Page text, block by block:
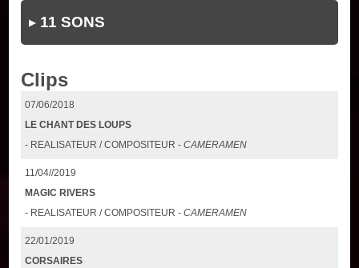
11 SONS
Clips
07/06/2018
LE CHANT DES LOUPS
- REALISATEUR / COMPOSITEUR -CAMERAMEN
11/04//2019
MAGIC RIVERS
- REALISATEUR / COMPOSITEUR -CAMERAMEN
22/01/2019
CORSAIRES